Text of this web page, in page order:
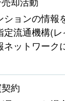
ションの情報
定流通機構(
ネットワーク
約